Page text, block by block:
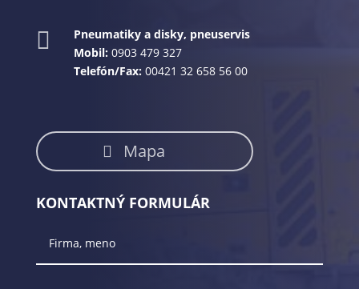

Pneumatiky a disky, pneuservis
Mobil:0903 479 327
Telefón/Fax:00421 32 658 56 00
Mapa
KONTAKTNÝ FORMULÁR